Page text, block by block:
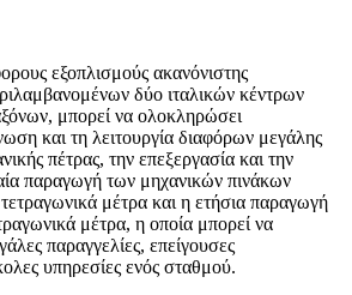
εξοπλισμούς ακανόνιστης
δύο ιταλικών κέντρων
μπορεί να ολοκληρώσει
και τη λειτουργία διαφόρων μεγάλης
πέτρας, την επεξεργασία και την
παραγωγή των μηχανικών πινάκων
μέτρα και η ετήσια παραγωγή
μέτρα, η οποία μπορεί να
παραγγελίες, επείγουσες
υπηρεσίες ενός σταθμού.